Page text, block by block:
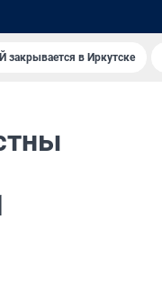
закрывается в Иркутске